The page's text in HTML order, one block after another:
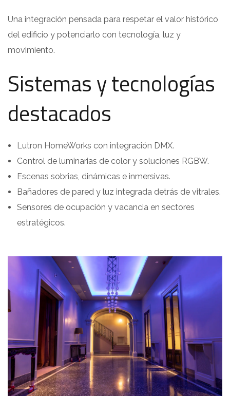
Una integración pensada para respetar el valor histórico
del edificio y potenciarlo con tecnología, luz y
movimiento.
Sistemas y tecnologías
destacados
Lutron HomeWorks con integración DMX.
Control de luminarias de color y soluciones RGBW.
Escenas sobrias, dinámicas e inmersivas.
Bañadores de pared y luz integrada detrás de vitrales.
Sensores de ocupación y vacancia en sectores
estratégicos.